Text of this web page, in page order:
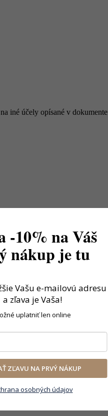
iné účely opísané v dokumente
-10% na Váš
nákup je tu
Vašu e-mailovú adresu
a zľava je Vaša!
uplatniť len online
ZĽAVU NA PRVÝ NÁKUP
osobných údajov